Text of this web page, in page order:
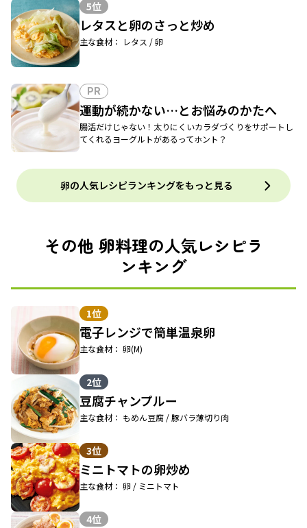
5位
レタスと卵のさっと炒め
主な食材： レタス / 卵
PR
運動が続かない…とお悩みのかたへ
腸活だけじゃない！太りにくいカラダづくりをサポートし
てくれるヨーグルトがあるってホント？
卵の人気レシピランキングをもっと見る
その他 卵料理の人気レシピラ
ンキング
1位
電子レンジで簡単温泉卵
主な食材： 卵(M)
2位
豆腐チャンプルー
主な食材： もめん豆腐 / 豚バラ薄切り肉
3位
ミニトマトの卵炒め
主な食材： 卵 / ミニトマト
4位